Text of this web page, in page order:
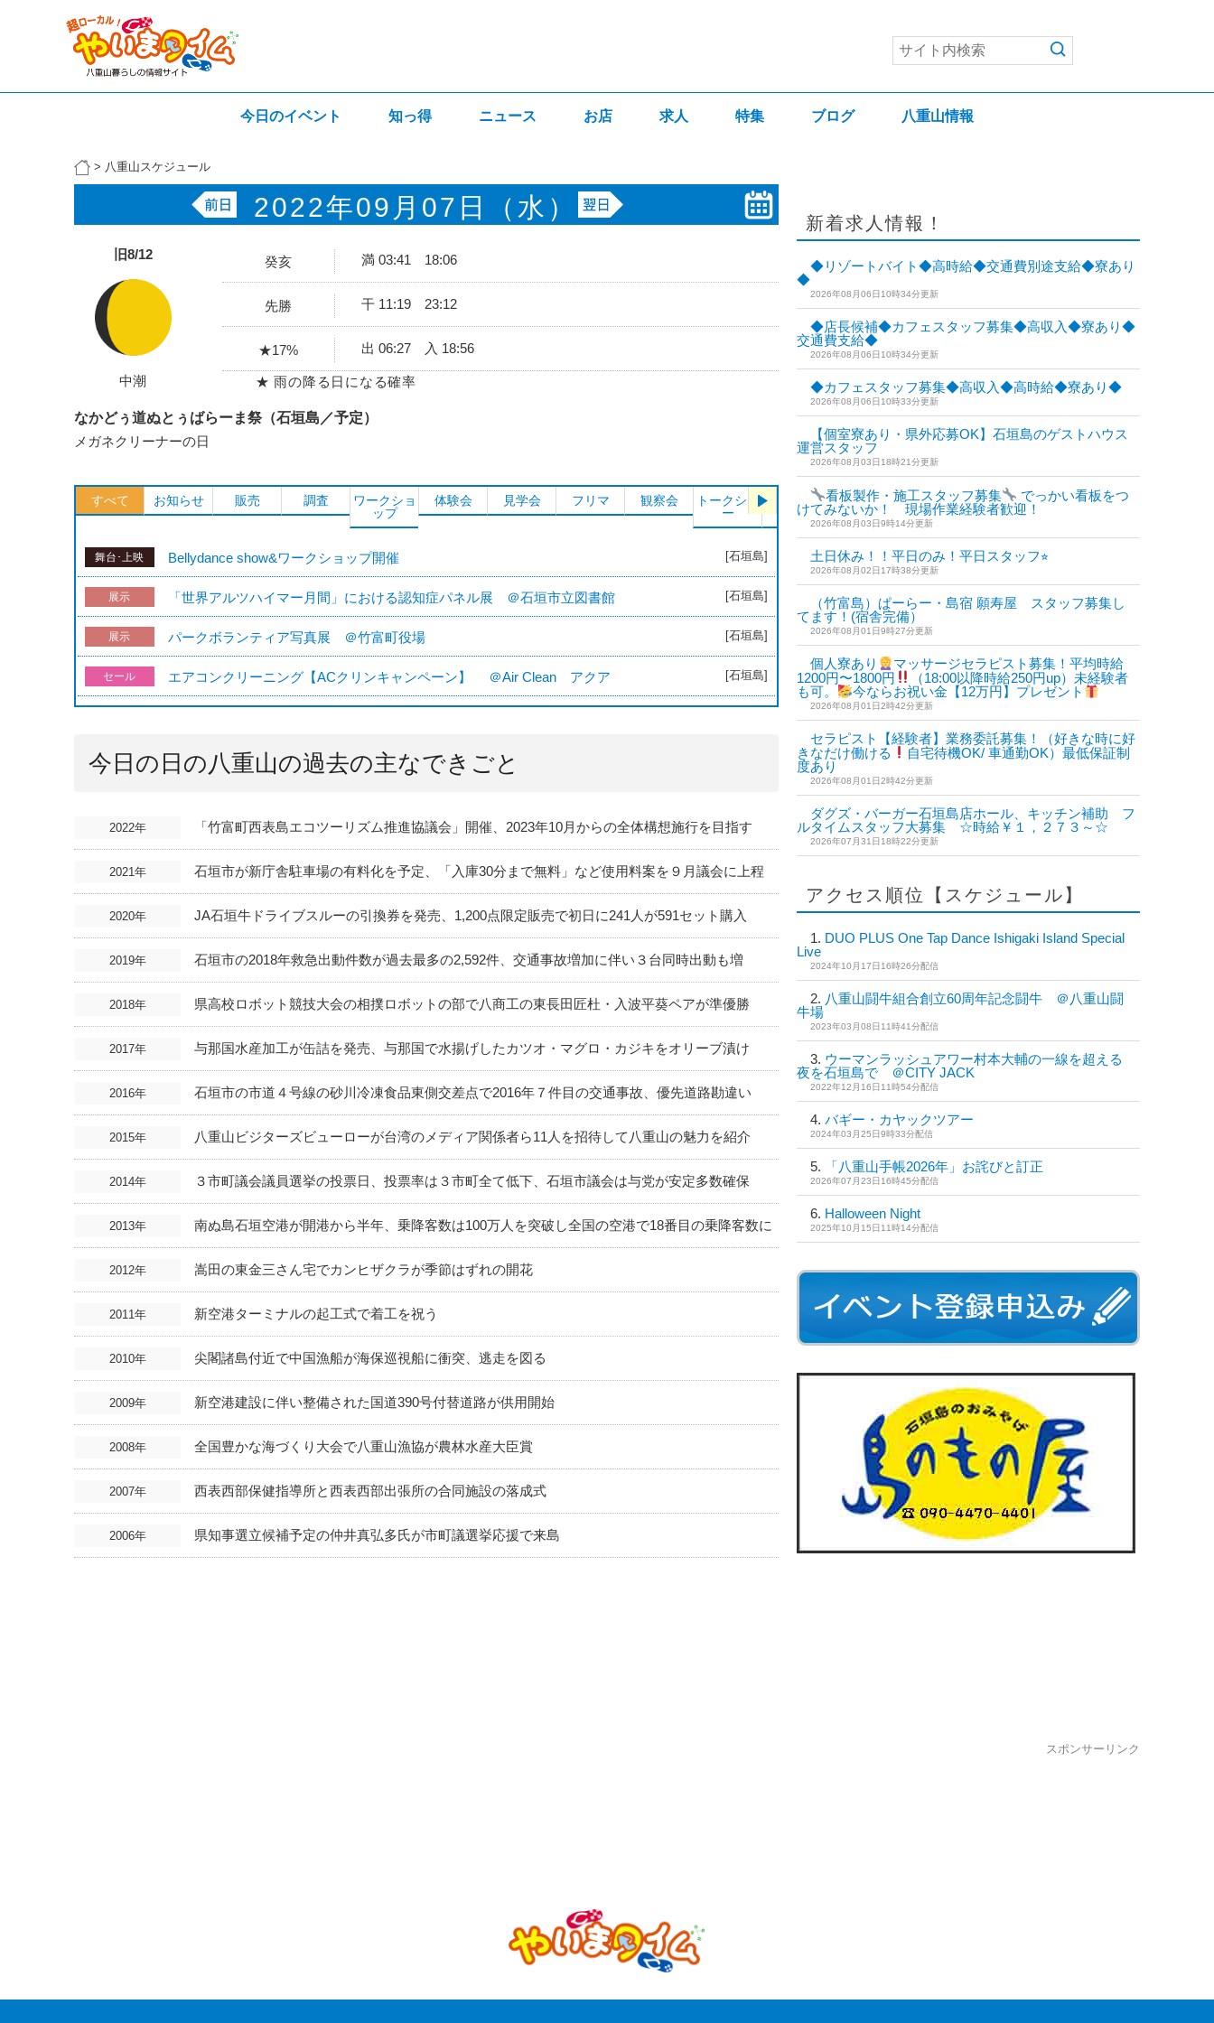
今日のイベント 知っ得 ニュース お店 求人 特集 ブログ 八重山情報
> 八重山スケジュール
2022年09月07日 （水）
旧8/12
中潮
癸亥 満 03:41 18:06
先勝 干 11:19 23:12
★17% 出 06:27 入 18:56
★ 雨の降る日になる確率
なかどぅ道ぬとぅばらーま祭（石垣島／予定）
メガネクリーナーの日
すべて お知らせ 販売 調査
ワークショ
ップ
体験会 見学会 フリマ 観察会
トークショ
ー
シンポジウ
ム
フォーラム 講座 説明会 教室 セミナー
舞台･上映 Bellydance show&ワークショップ開催 [石垣島]
展示 「世界アルツハイマー月間」における認知症パネル展 ＠石垣市立図書館 [石垣島]
展示 パークボランティア写真展 ＠竹富町役場 [石垣島]
セール エアコンクリーニング【ACクリンキャンペーン】 ＠Air Clean アクア [石垣島]
今日の日の八重山の過去の主なできごと
2022年 「竹富町西表島エコツーリズム推進協議会」開催、2023年10月からの全体構想施行を目指す
2021年 石垣市が新庁舎駐車場の有料化を予定、「入庫30分まで無料」など使用料案を９月議会に上程
2020年 JA石垣牛ドライブスルーの引換券を発売、1,200点限定販売で初日に241人が591セット購入
2019年 石垣市の2018年救急出動件数が過去最多の2,592件、交通事故増加に伴い３台同時出動も増
2018年 県高校ロボット競技大会の相撲ロボットの部で八商工の東長田匠杜・入波平葵ペアが準優勝
2017年 与那国水産加工が缶詰を発売、与那国で水揚げしたカツオ・マグロ・カジキをオリーブ漬け
2016年 石垣市の市道４号線の砂川冷凍食品東側交差点で2016年７件目の交通事故、優先道路勘違い
2015年 八重山ビジターズビューローが台湾のメディア関係者ら11人を招待して八重山の魅力を紹介
2014年 ３市町議会議員選挙の投票日、投票率は３市町全て低下、石垣市議会は与党が安定多数確保
2013年 南ぬ島石垣空港が開港から半年、乗降客数は100万人を突破し全国の空港で18番目の乗降客数に
2012年 嵩田の東金三さん宅でカンヒザクラが季節はずれの開花
2011年 新空港ターミナルの起工式で着工を祝う
2010年 尖閣諸島付近で中国漁船が海保巡視船に衝突、逃走を図る
2009年 新空港建設に伴い整備された国道390号付替道路が供用開始
2008年 全国豊かな海づくり大会で八重山漁協が農林水産大臣賞
2007年 西表西部保健指導所と西表西部出張所の合同施設の落成式
2006年 県知事選立候補予定の仲井真弘多氏が市町議選挙応援で来島
新着求人情報！
◆リゾートバイト◆高時給◆交通費別途支給◆寮あり
◆
2026年08月06日10時34分更新
◆店長候補◆カフェスタッフ募集◆高収入◆寮あり◆
交通費支給◆
2026年08月06日10時34分更新
◆カフェスタッフ募集◆高収入◆高時給◆寮あり◆
2026年08月06日10時33分更新
【個室寮あり・県外応募OK】石垣島のゲストハウス
運営スタッフ
2026年08月03日18時21分更新
看板製作・施工スタッフ募集
でっかい看板をつ
けてみないか！ 現場作業経験者歓迎！
2026年08月03日9時14分更新
土日休み！！平日のみ！平日スタッフ⭐︎
2026年08月02日17時38分更新
（竹富島）ぱーらー・島宿 願寿屋 スタッフ募集し
てます！(宿舎完備）
2026年08月01日9時27分更新
個人寮あり
マッサージセラピスト募集！平均時給
1200円〜1800円
（18:00以降時給250円up）未経験者
も可。
今ならお祝い金【12万円】プレゼント
2026年08月01日2時42分更新
セラピスト【経験者】業務委託募集！（好きな時に好
きなだけ働ける
自宅待機OK/ 車通勤OK）最低保証制
度あり
2026年08月01日2時42分更新
ダグズ・バーガー石垣島店ホール、キッチン補助 フ
ルタイムスタッフ大募集 ☆時給￥１，２７３～☆
2026年07月31日18時22分更新
アクセス順位【スケジュール】
DUO PLUS One Tap Dance Ishigaki Island Special
Live
2024年10月17日16時26分配信
八重山闘牛組合創立60周年記念闘牛 ＠八重山闘
牛場
2023年03月08日11時41分配信
ウーマンラッシュアワー村本大輔の一線を超える
夜を石垣島で ＠CITY JACK
2022年12月16日11時54分配信
バギー・カヤックツアー
2024年03月25日9時33分配信
「八重山手帳2026年」お詫びと訂正
2026年07月23日16時45分配信
Halloween Night
2025年10月15日11時14分配信
スポンサーリンク